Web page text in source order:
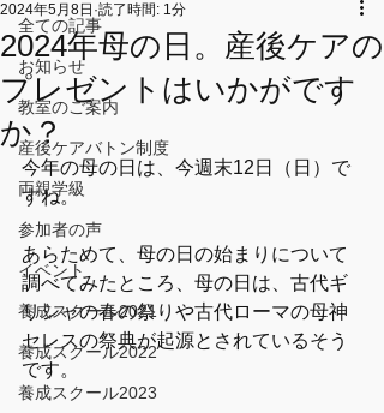
全ての記事
お知らせ
教室のご案内
産後ケアバトン制度
両親学級
参加者の声
イベント
養成スクール2021
養成スクール2022
養成スクール2023
2024年母の日。産後ケアの
プレゼントはいかがです
か？
2024年5月8日 読了時間: 1分
今年の母の日は、今週末12日（日）で
すね。
あらためて、母の日の始まりについて
調べてみたところ、母の日は、古代ギ
リシャの春の祭りや古代ローマの母神
セレスの祭典が起源とされているそう
です。